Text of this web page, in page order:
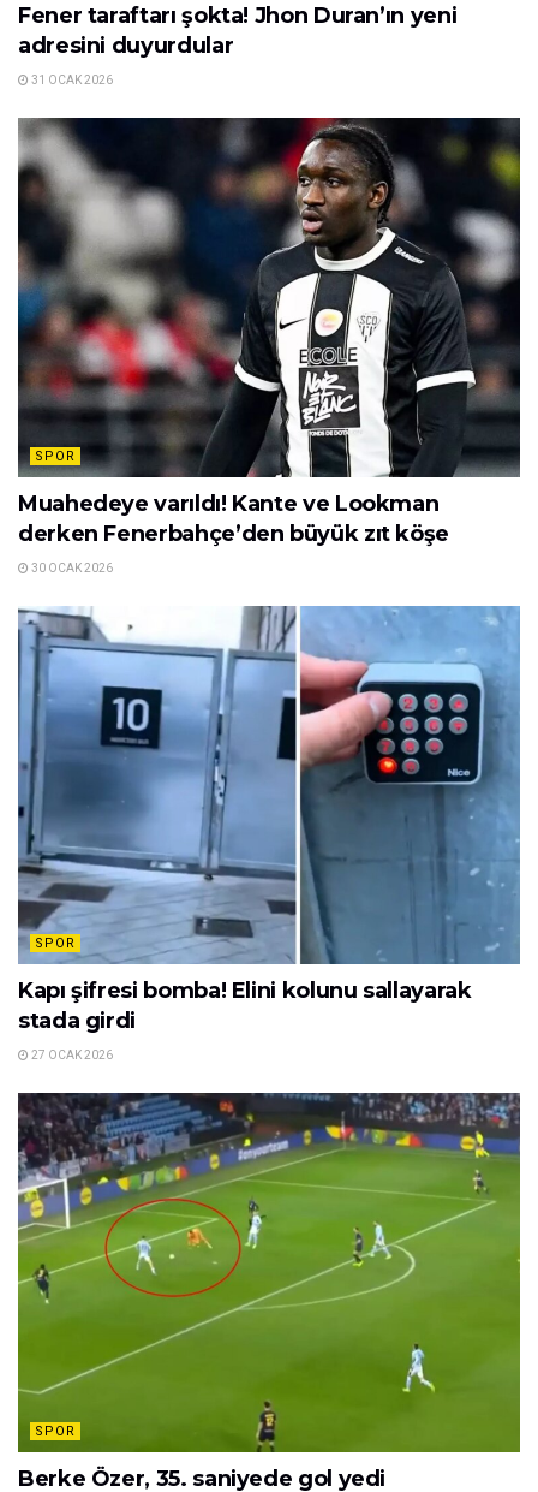
Fener taraftarı şokta! Jhon Duran’ın yeni
adresini duyurdular
31 OCAK 2026
SPOR
Muahedeye varıldı! Kante ve Lookman
derken Fenerbahçe’den büyük zıt köşe
30 OCAK 2026
SPOR
Kapı şifresi bomba! Elini kolunu sallayarak
stada girdi
27 OCAK 2026
SPOR
Berke Özer, 35. saniyede gol yedi